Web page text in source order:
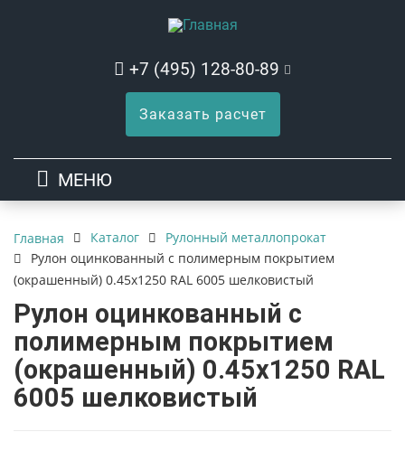
+7 (495) 128-80-89
Заказать расчет
МЕНЮ
Главная Каталог
Рулонный металлопрокат
Рулон оцинкованный с полимерным покрытием
(окрашенный) 0.45x1250 RAL 6005 шелковистый
Рулон оцинкованный с
полимерным покрытием
(окрашенный) 0.45x1250 RAL
6005 шелковистый